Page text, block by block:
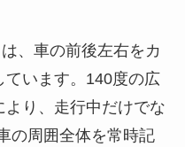
、車の前後左右をカ
います。140度の広
り、走行中だけでな
の周囲全体を常時記